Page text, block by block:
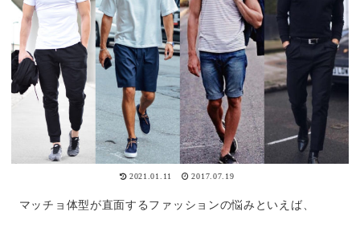
2021.01.11 2017.07.19
マッチョ体型が直面するファッションの悩みといえば、